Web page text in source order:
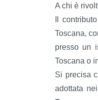
A chi è
Il
Toscana,
presso un
Toscana o
Si precisa
adottata